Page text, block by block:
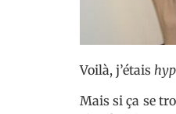
Voilà, j’étais
Mais si ça se